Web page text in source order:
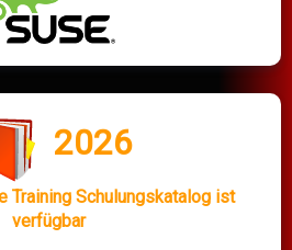
2026
Training Schulungskatalog ist
verfügbar